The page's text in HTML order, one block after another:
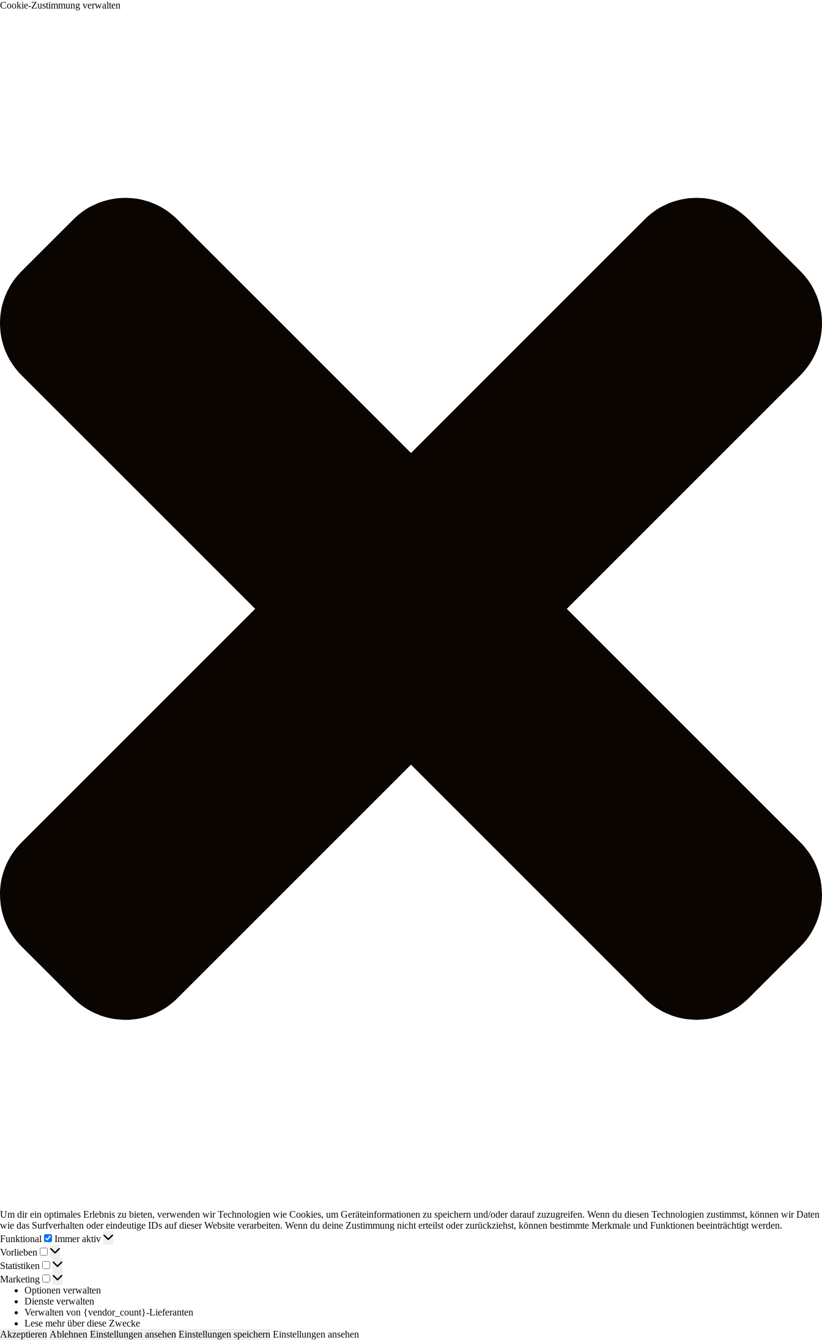
Cookie-Zustimmung verwalten
Um dir ein optimales Erlebnis zu bieten, verwenden wir Technologien wie Cookies, um Geräteinformationen zu speichern und/oder darauf zuzugreifen. Wenn du diesen Technologien zustimmst, können wir Daten
wie das Surfverhalten oder eindeutige IDs auf dieser Website verarbeiten. Wenn du deine Zustimmung nicht erteilst oder zurückziehst, können bestimmte Merkmale und Funktionen beeinträchtigt werden.
Funktional
Funktional
Immer aktiv
Vorlieben
Vorlieben
Statistiken Statistiken
Marketing Marketing
Optionen verwalten
Dienste verwalten
Verwalten von {vendor_count}-Lieferanten
Lese mehr über diese Zwecke
Akzeptieren Ablehnen Einstellungen ansehen Einstellungen speichern Einstellungen ansehen